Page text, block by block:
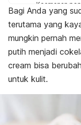
Keamanan
Tips
Bagi Anda yang
terutama yang
mungkin pernah
putih menjadi
cream bisa
untuk kulit.